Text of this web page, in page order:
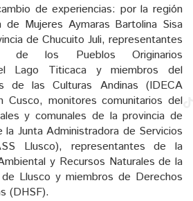
de experiencias: por la región
de Mujeres Aymaras Bartolina Sisa
de Chucuito Juli, representantes
de los Pueblos Originarios
Lago Titicaca y miembros del
de las Culturas Andinas (IDECA
Cusco, monitores comunitarios del
y comunales de la provincia de
Junta Administradora de Servicios
Llusco), representantes de la
y Recursos Naturales de la
Llusco y miembros de Derechos
(DHSF).